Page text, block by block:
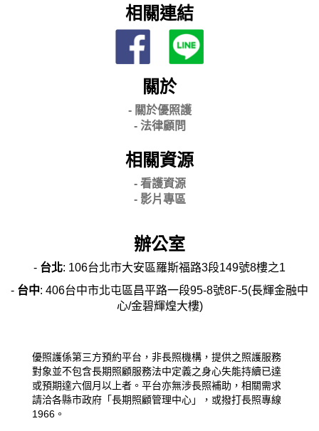
相關連結
關於
- 關於優照護
- 法律顧問
相關資源
- 看護資源
- 影片專區
辦公室
- 台北: 106台北市大安區羅斯福路3段149號8樓之1
- 台中: 406台中市北屯區昌平路一段95-8號8F-5(長輝金融中
心/金碧輝煌大樓)
優照護係第三方預約平台，非長照機構，提供之照護服務
對象並不包含長期照顧服務法中定義之身心失能持續已達
或預期達六個月以上者。平台亦無涉長照補助，相關需求
請洽各縣市政府「長期照顧管理中心」，或撥打長照專線
1966。